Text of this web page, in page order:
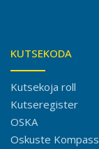
KUTSEKODA
Kutsekoja roll
Kutseregister
OSKA
Oskuste Kompass